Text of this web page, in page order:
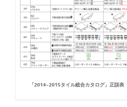
「2014−2015タイル総合カタログ」正誤表